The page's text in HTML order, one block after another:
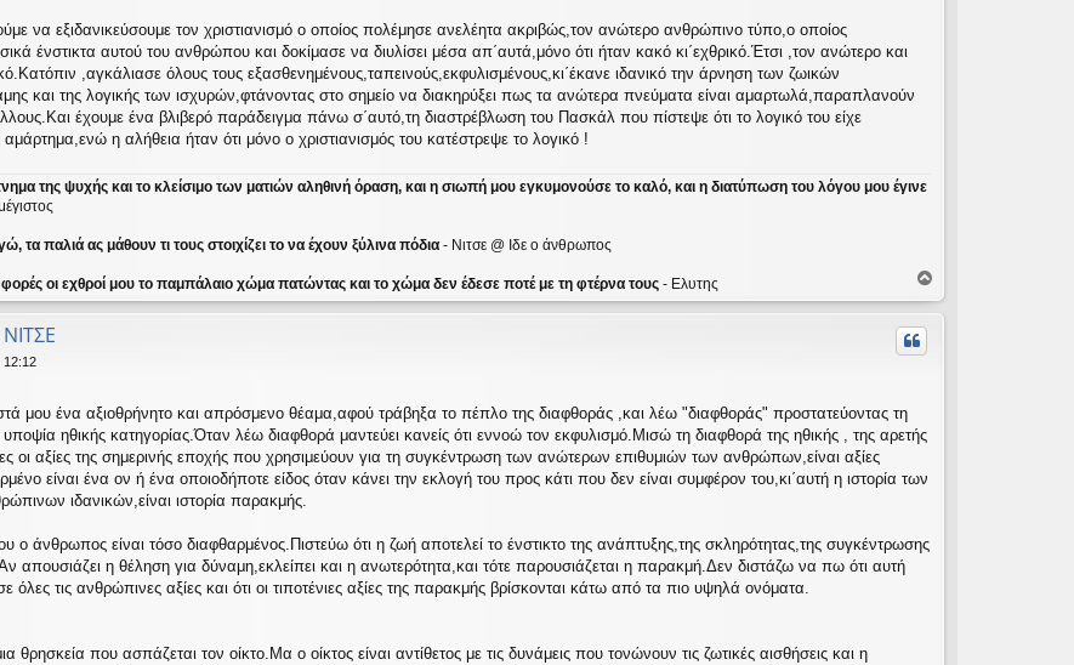
να εξιδανικεύσουμε τον χριστιανισμό ο οποίος πολέμησε ανελέητα ακριβώς,τον ανώτερο ανθρώπινο τύπο,ο οποίος
ένστικτα αυτού του ανθρώπου και δοκίμασε να διυλίσει μέσα απ΄αυτά,μόνο ότι ήταν κακό κι΄εχθρικό.Έτσι ,τον ανώτερο και
,αγκάλιασε όλους τους εξασθενημένους,ταπεινούς,εκφυλισμένους,κι΄έκανε ιδανικό την άρνηση των ζωικών
και της λογικής των ισχυρών,φτάνοντας στο σημείο να διακηρύξει πως τα ανώτερα πνεύματα είναι αμαρτωλά,παραπλανούν
έχουμε ένα βλιβερό παράδειγμα πάνω σ΄αυτό,τη διαστρέβλωση του Πασκάλ που πίστεψε ότι το λογικό του είχε
η αλήθεια ήταν ότι μόνο ο χριστιανισμός του κατέστρεψε το λογικό !
της ψυχής και το κλείσιμο των ματιών αληθινή όραση, και η σιωπή μου εγκυμονούσε το καλό, και η διατύπωση του λόγου μου έγινε
τα παλιά ας μάθουν τι τους στοιχίζει το να έχουν ξύλινα πόδια - Νιτσε @ Ιδε ο άνθρωπος
φορές οι εχθροί μου το παμπάλαιο χώμα πατώντας και το χώμα δεν έδεσε ποτέ με τη φτέρνα τους - Ελυτης
ο
ρ
12:12
μου ένα αξιοθρήνητο και απρόσμενο θέαμα,αφού τράβηξα το πέπλο της διαφθοράς ,και λέω "διαφθοράς" προστατεύοντας τη
ηθικής κατηγορίας.Όταν λέω διαφθορά μαντεύει κανείς ότι εννοώ τον εκφυλισμό.Μισώ τη διαφθορά της ηθικής , της αρετής
οι αξίες της σημερινής εποχής που χρησιμεύουν για τη συγκέντρωση των ανώτερων επιθυμιών των ανθρώπων,είναι αξίες
είναι ένα ον ή ένα οποιοδήποτε είδος όταν κάνει την εκλογή του προς κάτι που δεν είναι συμφέρον του,κι΄αυτή η ιστορία των
ιδανικών,είναι ιστορία παρακμής.
άνθρωπος είναι τόσο διαφθαρμένος.Πιστεύω ότι η ζωή αποτελεί το ένστικτο της ανάπτυξης,της σκληρότητας,της συγκέντρωσης
απουσιάζει η θέληση για δύναμη,εκλείπει και η ανωτερότητα,και τότε παρουσιάζεται η παρακμή.Δεν διστάζω να πω ότι αυτή
όλες τις ανθρώπινες αξίες και ότι οι τιποτένιες αξίες της παρακμής βρίσκονται κάτω από τα πιο υψηλά ονόματα.
θρησκεία που ασπάζεται τον οίκτο.Μα ο οίκτος είναι αντίθετος με τις δυνάμεις που τονώνουν τις ζωτικές αισθήσεις και η